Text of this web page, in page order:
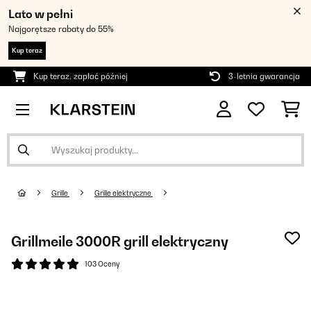
Lato w pełni
Najgorętsze rabaty do 55%
Kup teraz
Kup teraz, zapłać później 3-letnia gwarancja
Grille Grille elektryczne
Grillmeile 3000R grill elektryczny
103 Oceny